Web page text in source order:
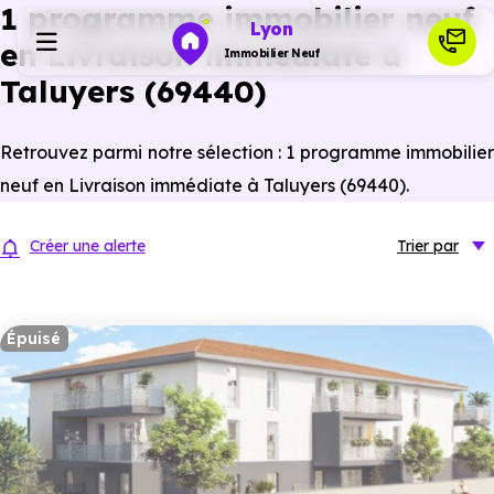
Lyon
Immobilier Neuf
Actualités
Ressources
Financer
1 programme immobilier neuf
en Livraison immédiate à
Taluyers (69440)
Retrouvez parmi notre sélection : 1 programme immobilier
neuf en Livraison immédiate à Taluyers (69440).
Créer une alerte Trier par
Épuisé